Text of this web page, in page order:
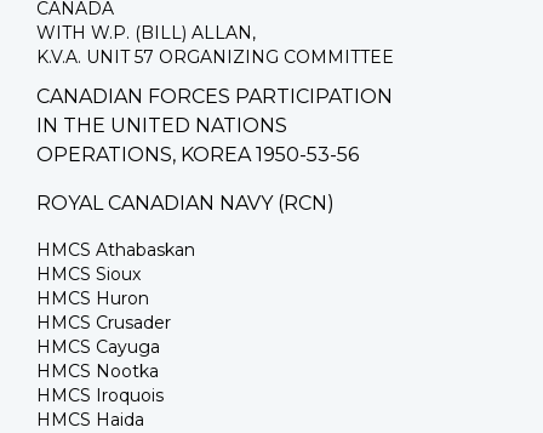
CANADA
WITH W.P. (BILL) ALLAN,
K.V.A. UNIT 57 ORGANIZING COMMITTEE
CANADIAN FORCES PARTICIPATION
IN THE UNITED NATIONS
OPERATIONS, KOREA 1950-53-56
ROYAL CANADIAN NAVY (RCN)
HMCS Athabaskan
HMCS Sioux
HMCS Huron
HMCS Crusader
HMCS Cayuga
HMCS Nootka
HMCS Iroquois
HMCS Haida